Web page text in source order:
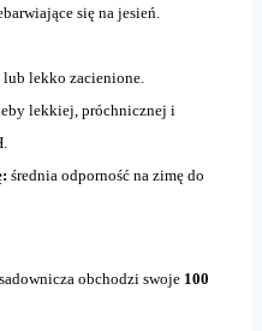
się na jesień.
lub lekko zacienione.
lekkiej, próchnicznej i
średnia odporność na zimę do
obchodzi swoje 100